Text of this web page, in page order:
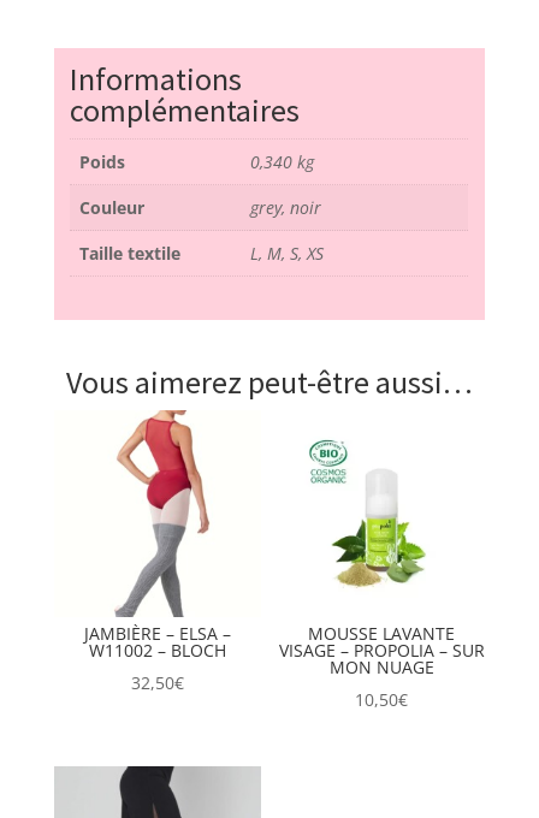
Z30023
bloch
Informations
complémentaires
Poids
0,340 kg
Couleur
grey, noir
Taille textile
L, M, S, XS
Vous aimerez peut-être aussi…
JAMBIÈRE – ELSA –
W11002 – BLOCH
32,50€
MOUSSE LAVANTE
VISAGE – PROPOLIA – SUR
MON NUAGE
10,50€